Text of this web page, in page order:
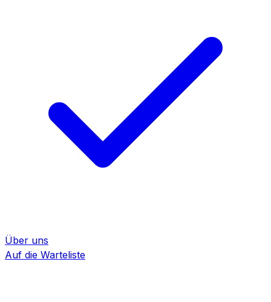
Über uns
Auf die Warteliste